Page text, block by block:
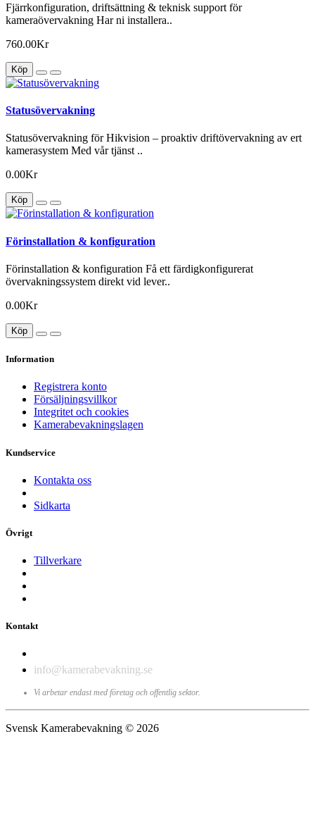
Fjärrkonfiguration, driftsättning & teknisk support för
kameraövervakning Har ni installera..
760.00Kr
Köp
Statusövervakning
Statusövervakning för Hikvision – proaktiv driftövervakning av ert
kamerasystem Med vår tjänst ..
0.00Kr
Köp
Förinstallation & konfiguration
Förinstallation & konfiguration Få ett färdigkonfigurerat
övervakningssystem direkt vid lever..
0.00Kr
Köp
Information
Registrera konto
Försäljningsvillkor
Integritet och cookies
Kamerabevakningslagen
Kundservice
Kontakta oss
Sidkarta
Övrigt
Tillverkare
Kontakt
info@kamerabevakning.se
Vi arbetar endast med företag och offentlig sektor.
Svensk Kamerabevakning © 2026